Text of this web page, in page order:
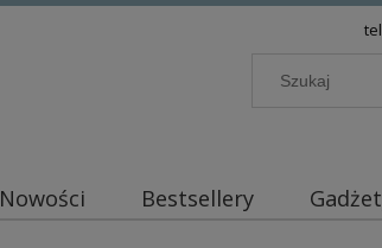
Nowości Bestsellery